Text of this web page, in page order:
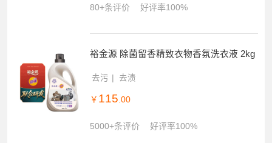
80+条评价 好评率100%
裕金源 除菌留香精致衣物香氛洗衣液 2kg
去污 去渍
￥ 115 .00
5000+条评价 好评率100%